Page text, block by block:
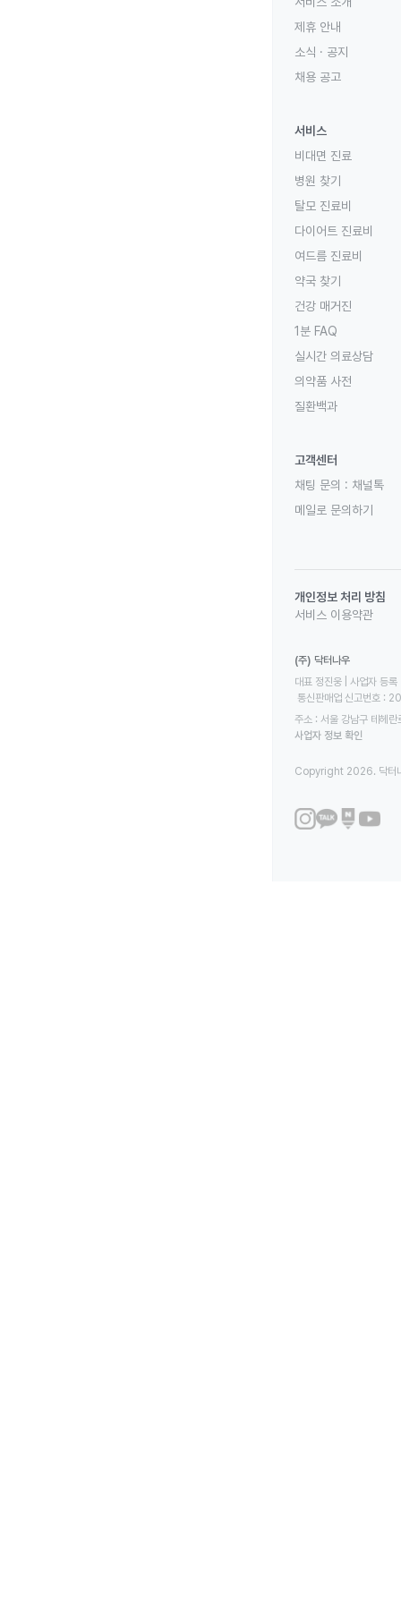
제휴 안내
소식 · 공지
채용 공고
서비스
비대면 진료
병원 찾기
탈모 진료비
다이어트 진료비
여드름 진료비
약국 찾기
건강 매거진
1분 FAQ
실시간 의료상담
의약품 사전
질환백과
고객센터
채팅 문의 : 채널톡
메일로 문의하기
개인정보 처리 방침
서비스 이용약관
(주) 닥터나우
대표 정진웅 | 사업자
통신판매업 신고번호
주소 : 서울 강남구 테헤
사업자 정보 확인
Copyright 2026. 닥터